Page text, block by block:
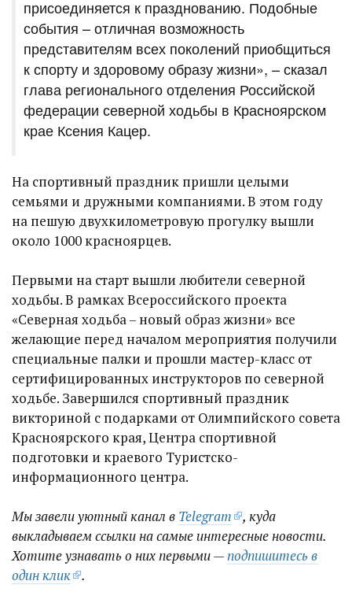
присоединяется к празднованию. Подобные
события – отличная возможность
представителям всех поколений приобщиться
к спорту и здоровому образу жизни», – сказал
глава регионального отделения Российской
федерации северной ходьбы в Красноярском
крае Ксения Кацер.
На спортивный праздник пришли целыми
семьями и дружными компаниями. В этом году
на пешую двухкилометровую прогулку вышли
около 1000 красноярцев.
Первыми на старт вышли любители северной
ходьбы. В рамках Всероссийского проекта
«Северная ходьба – новый образ жизни» все
желающие перед началом мероприятия получили
специальные палки и прошли мастер-класс от
сертифицированных инструкторов по северной
ходьбе. Завершился спортивный праздник
викториной с подарками от Олимпийского совета
Красноярского края, Центра спортивной
подготовки и краевого Туристско-
информационного центра.
Мы завели уютный канал в Telegram
, куда
выкладываем ссылки на самые интересные новости.
Хотите узнавать о них первыми —подпишитесь в
один клик
.